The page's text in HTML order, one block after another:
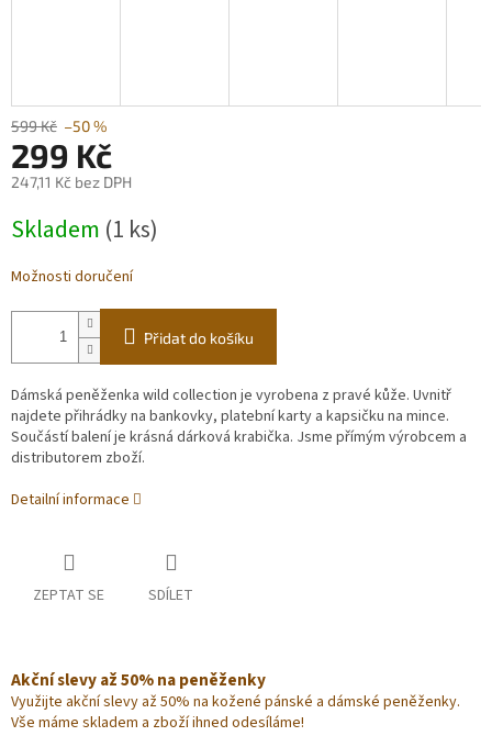
599 Kč –50 %
299 Kč
247,11 Kč bez DPH
cena:
Skladem (1 ks)
Možnosti doručení
Přidat do košíku
Dámská peněženka wild collection je vyrobena z pravé kůže. Uvnitř
najdete přihrádky na bankovky, platební karty a kapsičku na mince.
Součástí balení je krásná dárková krabička. Jsme přímým výrobcem a
distributorem zboží.
Detailní informace
ZEPTAT SE SDÍLET
Akční slevy až 50% na peněženky
Využijte akční slevy až 50% na kožené pánské a dámské peněženky.
Vše máme skladem a zboží ihned odesíláme!